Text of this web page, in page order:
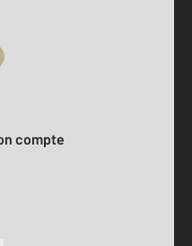
compte